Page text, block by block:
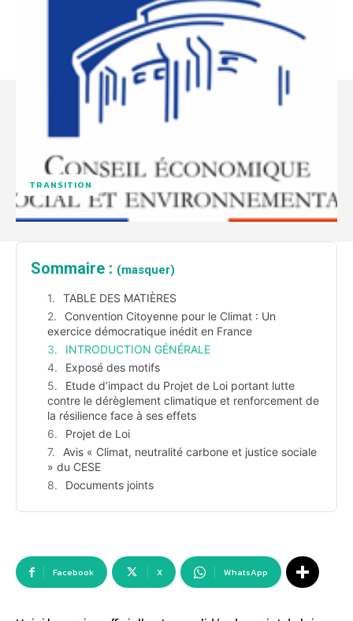
TRANSITION
Sommaire : (masquer)
TABLE DES MATIÈRES
Convention Citoyenne pour le Climat : Un
exercice démocratique inédit en France
INTRODUCTION GÉNÉRALE
Exposé des motifs
Etude d’impact du Projet de Loi portant lutte
contre le dérèglement climatique et renforcement de
la résilience face à ses effets
Projet de Loi
Avis « Climat, neutralité carbone et justice sociale
» du CESE
Documents joints
Facebook X WhatsApp